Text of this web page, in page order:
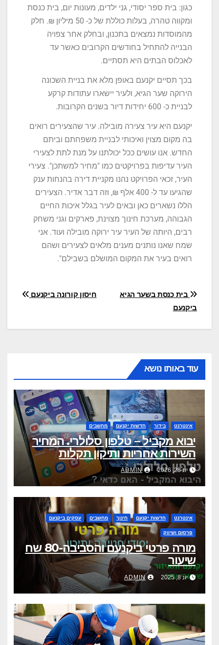
כגון: בית ספר יסודי, גני ילדים, מעונות יום, בית כנסת
ומקווה טהרה, בעלות כוללת של כ- 50 מיליון ₪. חלק
מהמוסדות נמצאים בתכנון, ובחלק אחר צפויה
הבנייה להתחיל בחודשים הקרובים כאשר עד
לאכלוס הבתים היא תסתיים.
בכך תסיים יקנעם באופן מלא את בניית השכונה
הירוקה שער הגיא, ולעיר יישארו עתודות קרקע
לבניית כ- 600 יחידות דיור בשנים הקרובות.
יקנעם היא עיר צעירה מובילה. עיר שהצעירים רואים
בה מקום מצוין ואיכותי לבניית משפחתם וביתם
החדש. אנו עושים ככל יכולתנו על מנת לתת לצעירי
העיר עדיפות בפרויקטים כמו "מחיר למשתכן". צעירי
העיר, זכאי הפרויקט נהנו מקניית דירה בהנחות ענק
שהגיעו עד ל- 400 אלף ₪, וזה דבר אדיר. הצעירים
הללו נשארים כאן ובאים לעיר בגלל איכות החיים
הגבוהה, מערכת חינוך מצוינת, פארקים וגני משחק
רבים, היותה של העיר עיר ירוקה מובילה ועוד. אני
שמח שאנו נותנים מענים מלאים לצעירים ושהם
רואים בעיר את המקום המושלם בשבילם".
חיסון קורונה ביקנעם
בית כנסת בשער הגיא
ביקנעם
עוד באותו נושא
אינטרנט בידור חדשות יקנעם מחשבים
יבוא מקביל – טלפון סלולרי. המחיר
השירות אחריות ותיקון תקלות
יונ 28, 2026 ADMIN
אינטרנט חדשות יקנעם חינוך מחשבים עסקים ביקנעם
פרסום ושיווק
מורה פרטי ביקנעם והסביבה-80 שח
שיעור
יונ 8, 2025 ADMIN